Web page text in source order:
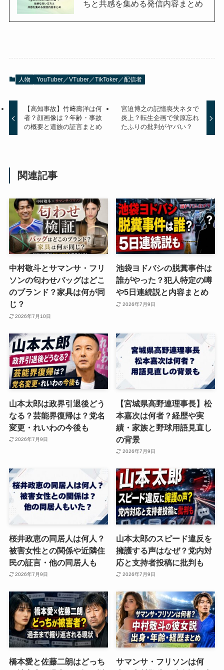
ちと共感を集める発信内容まとめ
人物 YouTuber／VTuber／TikToker／配信者
【高知事故】竹﨑壽洋は何
者？顔画像は？年齢・事故
の概要と遺族の証言まとめ
宮迫博之の記憶喪失ネタで
炎上？転生企画で蛍原忘れ
たふりの批判がヤバい？
関連記事
中村敬斗とサマンサ・フリ
ソンの匂わせバッグはどこ
のブランド？家具は何が同
じ？
2026年7月10日
池袋ヨドバシの脱糞事件は
誰がやった？犯人特定の噂
や5日連続説と内容まとめ
2026年7月9日
山本太郎は政界引退後どう
なる？芸能界復帰は？党名
変更・れいわの今後も
2026年7月9日
【宮城県高野連理事長】松
本嘉次は何者？経歴や実
績・家族と野球用語見直し
の背景
2026年7月9日
桜井政恵の同居人は何人？
被害女性との関係や近隣住
民の証言・他の同居人も
2026年7月9日
山本太郎のスピード違反を
擁護する声はなぜ？党内対
応と支持者投稿に批判も
2026年7月9日
橋本愛と佐藤二朗はどっち
サマンサ・フリソンは何